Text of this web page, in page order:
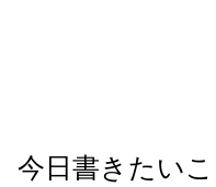
今日書きたい